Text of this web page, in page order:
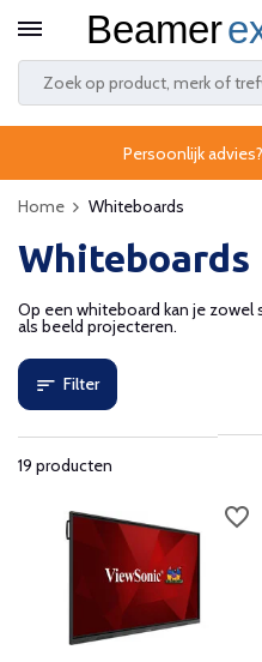
Persoonlijk advies?
Home Whiteboards
Whiteboards
Op een whiteboard kan je
als beeld projecteren.
Filter
19 producten